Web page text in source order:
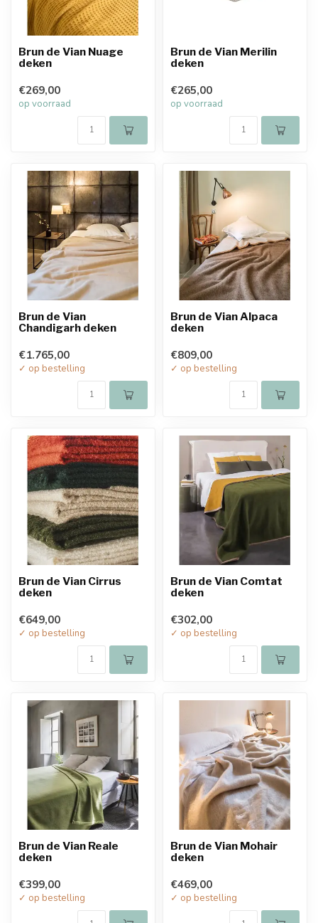
Brun de Vian Nuage
deken
€269,00
op voorraad
Brun de Vian Merilin
deken
€265,00
op voorraad
Brun de Vian
Chandigarh deken
€1.765,00
✓ op bestelling
Brun de Vian Alpaca
deken
€809,00
✓ op bestelling
Brun de Vian Cirrus
deken
€649,00
✓ op bestelling
Brun de Vian Comtat
deken
€302,00
✓ op bestelling
Brun de Vian Reale
deken
€399,00
✓ op bestelling
Brun de Vian Mohair
deken
€469,00
✓ op bestelling